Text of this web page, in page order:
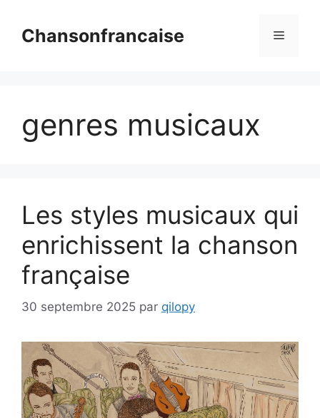
contenuChansonfrancaise Menu
genres musicaux
Les styles musicaux qui
enrichissent la chanson
française
30 septembre 2025 par qilopy